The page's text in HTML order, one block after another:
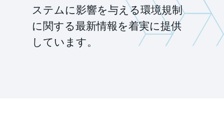
ステムに影響を与える環境規制
に関する最新情報を着実に提供
しています。